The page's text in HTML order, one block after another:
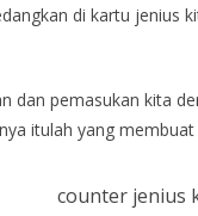
di kartu jenius
dan pemasukan kita
itulah yang
counter jenius